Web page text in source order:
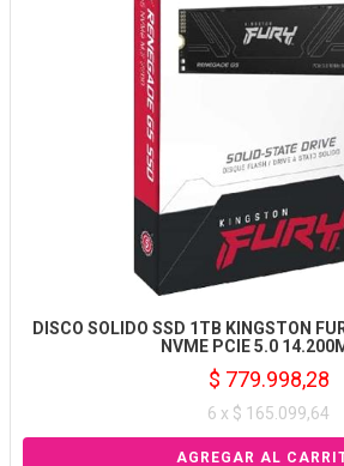
DISCO SOLIDO SSD 1TB KINGSTON
NVME PCIE 5.0
$ 779.998,28
6 x $ 165.099,64